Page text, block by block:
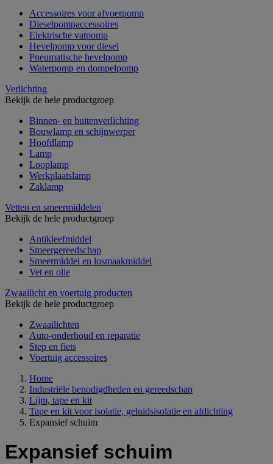
Accessoires voor afvoerpomp
Dieselpompaccessoires
Elektrische vatpomp
Hevelpomp voor diesel
Pneumatische hevelpomp
Waterpomp en dompelpomp
Verlichting
Bekijk de hele productgroep
Binnen- en buitenverlichting
Bouwlamp en schijnwerper
Hoofdlamp
Lamp
Looplamp
Werkplaatslamp
Zaklamp
Vetten en smeermiddelen
Bekijk de hele productgroep
Antikleefmiddel
Smeergereedschap
Smeermiddel en losmaakmiddel
Vet en olie
Zwaailicht en voertuig producten
Bekijk de hele productgroep
Zwaailichten
Auto-onderhoud en reparatie
Step en fiets
Voertuig accessoires
Home
Industriële benodigdheden en gereedschap
Lijm, tape en kit
Tape en kit voor isolatie, geluidsisolatie en afdichting
Expansief schuim
Expansief schuim